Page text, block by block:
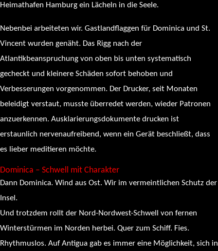
Heimathafen Hamburg ein Lächeln in die Seele.
Nebenbei arbeiteten wir. Gastlandflaggen für Dominica und St.
Vincent wurden genäht. Das Rigg nach der
Atlantikbeanspruchung von oben bis unten systematisch
gecheckt und kleinere Schäden sofort behoben und
Verbesserungen vorgenommen. Der Drucker, seit Monaten
beleidigt verstaut, musste überredet werden, wieder Patronen
anzuerkennen. Ausklarierungsdokumente drucken ist
erstaunlich nervenaufreibend, wenn ein Gerät beschließt, dass
es lieber meditieren möchte.
Dominica – Schwell mit Charakter
Dann Dominica. Wind aus Ost. Wir im vermeintlichen Schutz der
Insel.
Und trotzdem rollt der Nord-Nordwest-Schwell von fernen
Winterstürmen im Norden herbei. Quer zum Schiff. Fies.
Rhythmuslos. Auf Antigua gab es immer eine Möglichkeit, sich in